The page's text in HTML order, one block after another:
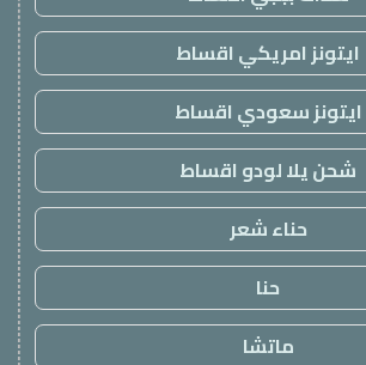
ايتونز امريكي اقساط
ايتونز سعودي اقساط
شحن يلا لودو اقساط
حناء شعر
حنا
ماتشا